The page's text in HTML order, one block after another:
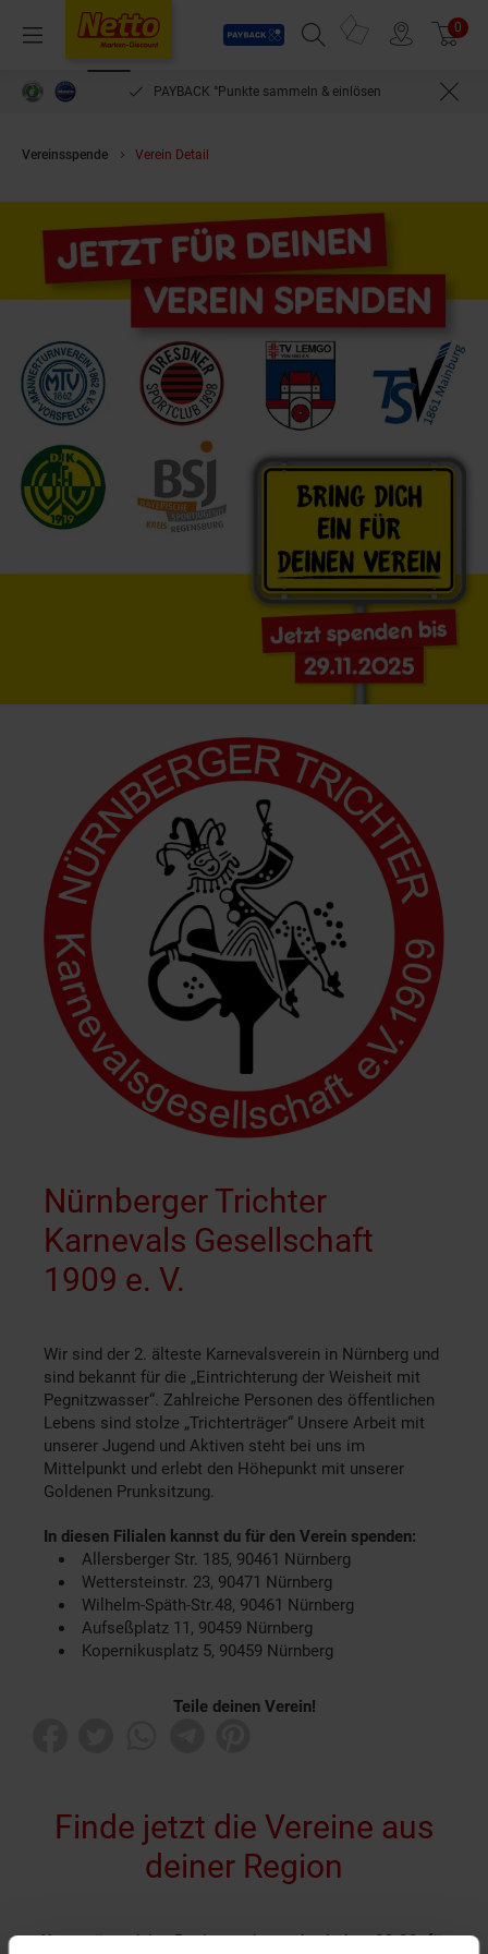
Menü
Payback
Suchfeld einblenden
Prospekte 0
PAYBACK °Punkte sammeln & einlösen
Vereinsspende Verein Detail
Nürnberger Trichter
Karnevals Gesellschaft
1909 e. V.
Wir sind der 2. älteste Karnevalsverein in Nürnberg und
sind bekannt für die „Eintrichterung der Weisheit mit
Pegnitzwasser“. Zahlreiche Personen des öffentlichen
Lebens sind stolze „Trichterträger“ Unsere Arbeit mit
unserer Jugend und Aktiven steht bei uns im
Mittelpunkt und erlebt den Höhepunkt mit unserer
Goldenen Prunksitzung.
In diesen Filialen kannst du für den Verein spenden:
Allersberger Str. 185, 90461 Nürnberg
Wettersteinstr. 23, 90471 Nürnberg
Wilhelm-Späth-Str.48, 90461 Nürnberg
Aufseßplatz 11, 90459 Nürnberg
Kopernikusplatz 5, 90459 Nürnberg
Teile deinen Verein!
Finde jetzt die Vereine aus
deiner Region
Unterstütze deine Region und spende ab dem 03.08. für